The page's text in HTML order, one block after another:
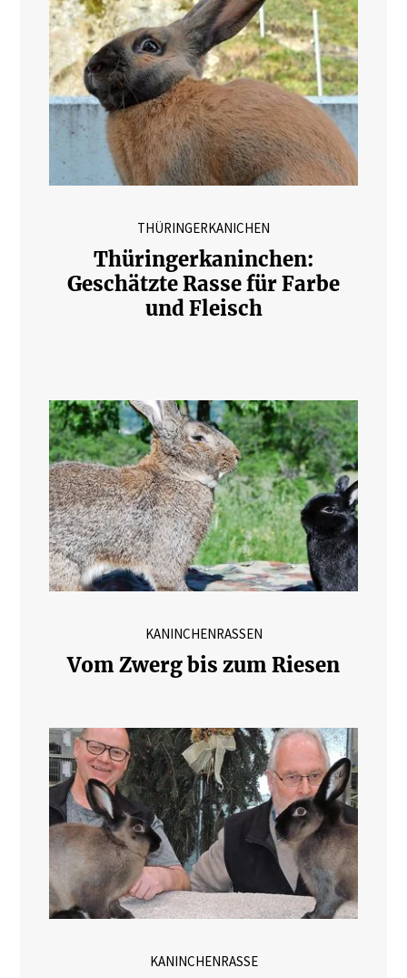
THÜRINGERKANICHEN
Thüringerkaninchen:
Geschätzte Rasse für Farbe
und Fleisch
KANINCHENRASSEN
Vom Zwerg bis zum Riesen
KANINCHENRASSE